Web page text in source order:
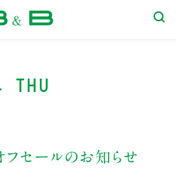
Thu
セールのお知らせ